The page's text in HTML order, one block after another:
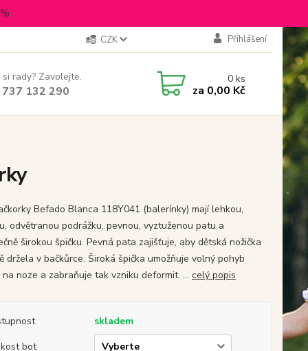
CZK Přihlášení
rady? Zavolejte.
132 290
0ks
za 0,00 Kč
Befado Blanca 118Y041 (balerínky) mají lehkou,
odvětranou podrážku, pevnou, vyztuženou patu a
širokou špičku. Pevná pata zajišťuje, aby dětská nožička
držela v bačkůrce. Široká špička umožňuje volný pohyb
noze a zabraňuje tak vzniku deformit. ... celý popis
skladem
bot